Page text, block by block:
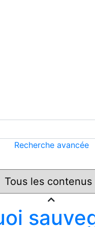
Recherche avancée